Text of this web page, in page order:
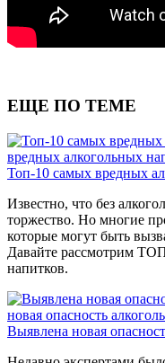
ЕЩЕ ПО ТЕМЕ
вредных алкогольных
Топ-10 самых вредных
Известно, что без
торжество. Но многие
которые могут быть
Давайте рассмотрим
напитков.
новая опасность
Выявлена новая